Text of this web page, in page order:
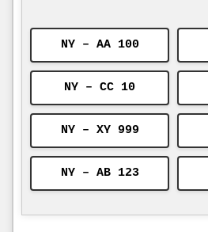
NY – AA 100
NY – CC 10
NY – XY 999
NY – AB 123